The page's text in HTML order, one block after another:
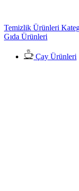
Temizlik Ürünleri
Gıda Ürünleri
Çay Ürünleri